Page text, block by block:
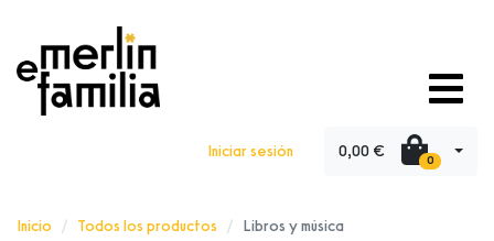
Iniciar sesión 0,00 € 0
Inicio Todos los productos Libros y música